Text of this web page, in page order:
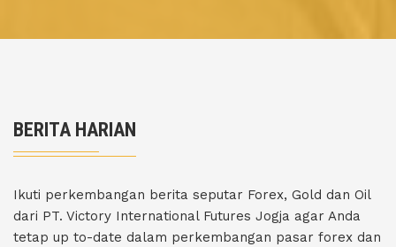
BERITA HARIAN
Ikuti perkembangan berita seputar Forex, Gold dan Oil
dari PT. Victory International Futures Jogja agar Anda
tetap up to-date dalam perkembangan pasar forex dan